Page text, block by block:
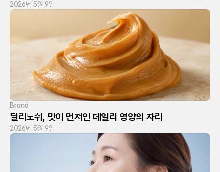
2026년 5월 9일
Brand
딜리노쉬, 맛이 먼저인 데일리 영양의 자리
2026년 5월 9일